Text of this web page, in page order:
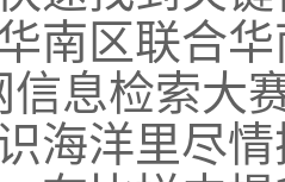
南区联合
信息检索大
海洋里尽